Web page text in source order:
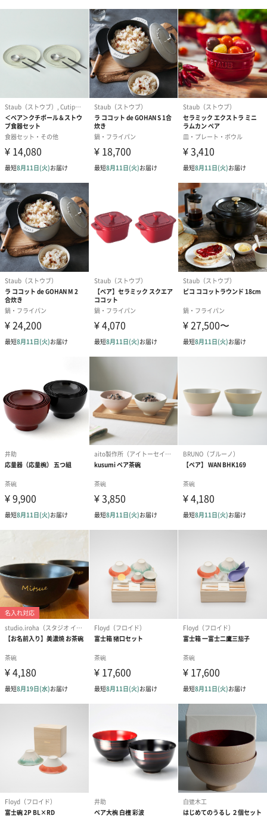
その魅力は厨房を飛び出し、料理からスタイリングまで多くの分
野の人々をも魅了し続けている。
大切な方へ“ごはんをもっと楽しむお茶碗”を贈りません
か？
おしゃれなデザインと手になじむフォルムで仕上げられた
「Staub」ルチャワン。
毎日のご飯がもっと楽しくなりそうですね。
ご自宅用にはもちろん、結婚祝いや新築祝いの贈り物にも大変喜
んでいただけることでしょう。
魅力的なデザインと実用性を兼ね備えたルチャワンを毎日の食卓
にぜひ、いかがでしょうか。
商品詳細情報
ズ
(Lサイズ)長さ120mm・幅120mm・高さ70mm
パッケージ外
装
直方体化粧箱
パッケージサ
イズ
長さ240mm・幅121mm・高さ73mm
640g
製造国
料・素材・材
質
材質:セラミック(耐熱陶器)
商品オプション情報
お届けボックスオプション
配送用のダンボールを装飾いたします。お相手のご住所に直接お
送りする際に人気のオプションです。お相手に直接手渡しする場
合は、紙袋との併用もおすすめです。
ダンボール装飾（ひま
わり）（720円）
ダンボール装飾（チュ
ーリップ）（720円）
ダンボール装
イトピンク×
ト）（580円）